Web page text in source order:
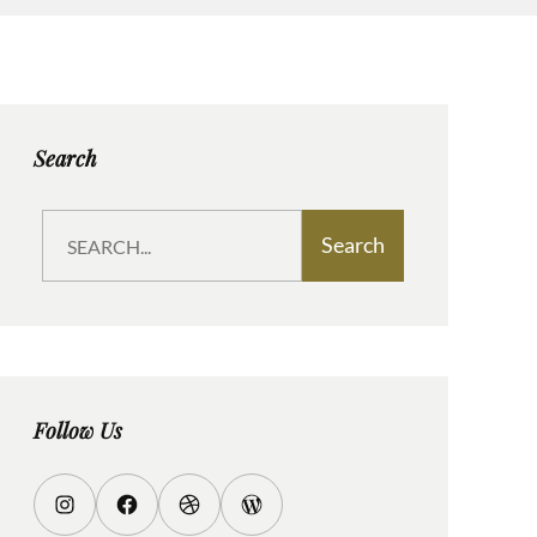
Search
a
Search
Follow Us
I
F
D
W